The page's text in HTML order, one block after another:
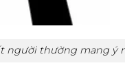
người thường mang ý